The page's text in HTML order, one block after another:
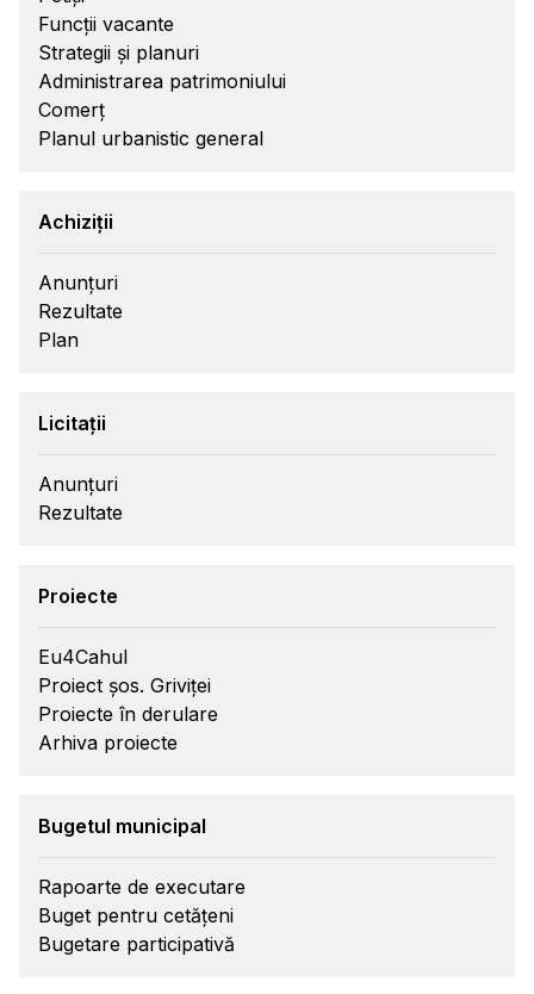
Funcții vacante
Strategii și planuri
Administrarea patrimoniului
Comerț
Planul urbanistic general
Achiziții
Anunțuri
Rezultate
Plan
Licitații
Anunțuri
Rezultate
Proiecte
Eu4Cahul
Proiect șos. Griviței
Proiecte în derulare
Arhiva proiecte
Bugetul municipal
Rapoarte de executare
Buget pentru cetățeni
Bugetare participativă